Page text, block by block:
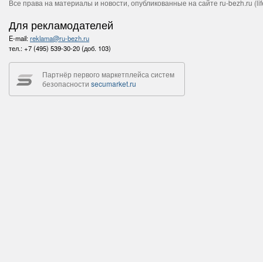
Все права на материалы и новости, опубликованные на сайте ru-bezh.ru
Для рекламодателей
E-mail:reklama@ru-bezh.ru
тел.:+7 (495) 539-30-20 (доб. 103)
Партнёр первого маркетплейса систем
безопасности secumarket.ru